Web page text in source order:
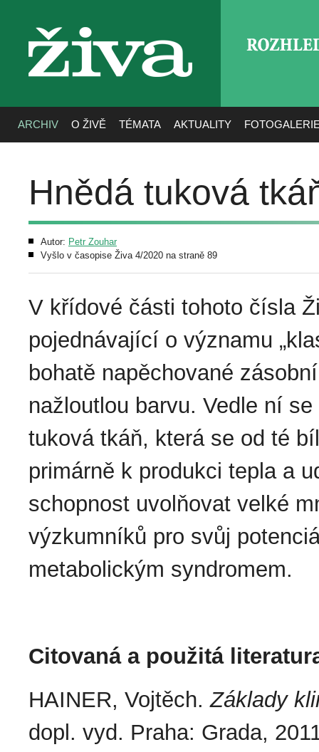
živa
ARCHIV O ŽIVĚ TÉMATA AKTUALITY
Hnědá tuková
Autor: Petr Zouhar
Vyšlo v časopise Živa 4/2020 na straně 89
V křídové části tohoto čísla
pojednávající o významu
bohatě napěchované
nažloutlou barvu. Vedle ní
tuková tkáň, která se od té
primárně k produkci tepla a
schopnost uvolňovat velké
výzkumníků pro svůj
metabolickým syndromem.
Citovaná a použitá
HAINER, Vojtěch.Základy
dopl. vyd. Praha: Grada,